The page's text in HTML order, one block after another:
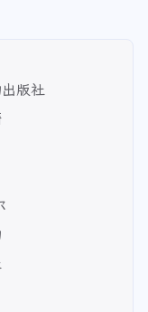
版社